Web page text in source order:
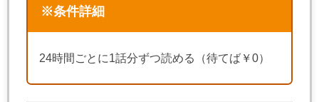
※条件詳細
24時間ごとに1話分ずつ読める（待てば￥0）